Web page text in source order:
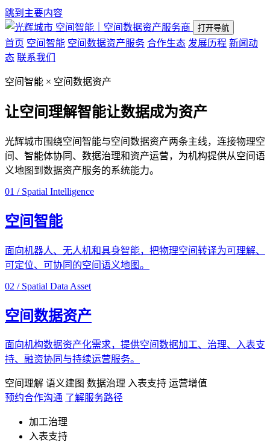
跳到主要内容
空间智能｜空间数据资产服务商
打开导航
首页 空间智能 空间数据资产服务 合作生态 发展历程 新闻动
态 联系我们
空间智能 × 空间数据资产
让空间理解智能让数据成为资产
光辉城市围绕空间智能与空间数据资产两条主线，连接物理空
间、智能体协同、数据治理和资产运营，为机构提供从空间语
义地图到数据资产服务的系统能力。
01 / Spatial Intelligence
空间智能
面向机器人、无人机和具身智能，把物理空间转译为可理解、
可定位、可协同的空间语义地图。
02 / Spatial Data Asset
空间数据资产
面向机构数据资产化需求，提供空间数据加工、治理、入表支
持、融资协同与持续运营服务。
空间理解 语义建图 数据治理 入表支持 运营增值
预约合作沟通 了解服务路径
加工治理
入表支持